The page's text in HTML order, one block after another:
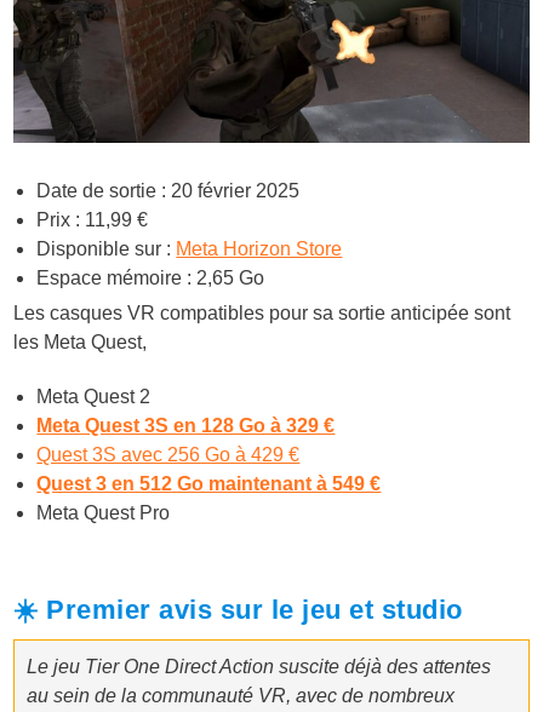
Date de sortie : 20 février 2025
Prix : 11,99 €
Disponible sur : Meta Horizon Store
Espace mémoire : 2,65 Go
Les casques VR compatibles pour sa sortie anticipée sont
les Meta Quest,
Meta Quest 2
Meta Quest 3S en 128 Go à 329 €
Quest 3S avec 256 Go à 429 €
Quest 3 en 512 Go maintenant à 549 €
Meta Quest Pro
☀️ Premier avis sur le jeu et studio
Le jeu Tier One Direct Action suscite déjà des attentes
au sein de la communauté VR, avec de nombreux